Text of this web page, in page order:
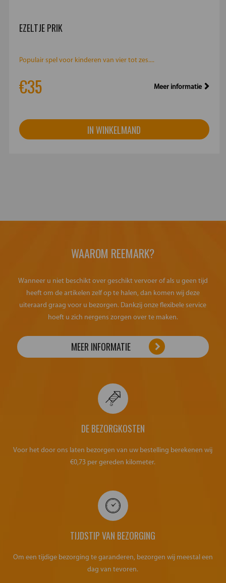
EZELTJE PRIK
Populair spel voor kinderen van vier tot zes....
€35 Meer informatie
IN WINKELMAND
WAAROM REEMARK?
Wanneer u niet beschikt over geschikt vervoer of als u geen tijd
heeft om de artikelen zelf op te halen, dan komen wij deze
uiteraard graag voor u bezorgen. Dankzij onze flexibele service
hoeft u zich nergens zorgen over te maken.
MEER INFORMATIE
DE BEZORGKOSTEN
Voor het door ons laten bezorgen van uw bestelling berekenen wij
€0,73 per gereden kilometer.
TIJDSTIP VAN BEZORGING
Om een tijdige bezorging te garanderen, bezorgen wij meestal een
dag van tevoren.